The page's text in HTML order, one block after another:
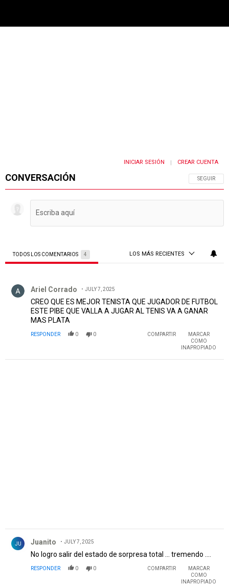
CONVERSACIÓN SIGA ESTA
SEGUIR
INICIAR SESIÓN CREAR CUENTA
TODOS LOS COMENTARIOS 4 LOS MÁS RECIENTES
Ariel Corrado JULY 7, 2025
CREO QUE ES MEJOR TENISTA QUE JUGADOR DE FUTBOL
ESTE PIBE QUE VALLA A JUGAR AL TENIS VA A GANAR
MAS PLATA
RESPONDER 0 0 COMPARTIR
MARCAR
COMO
INAPROPIADO
JU Juanito JULY 7, 2025
No logro salir del estado de sorpresa total ... tremendo ....
RESPONDER 0 0 COMPARTIR
MARCAR
COMO
INAPROPIADO